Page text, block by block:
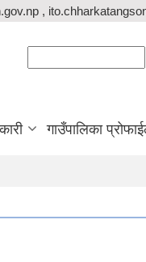
,
गाउँपालिका